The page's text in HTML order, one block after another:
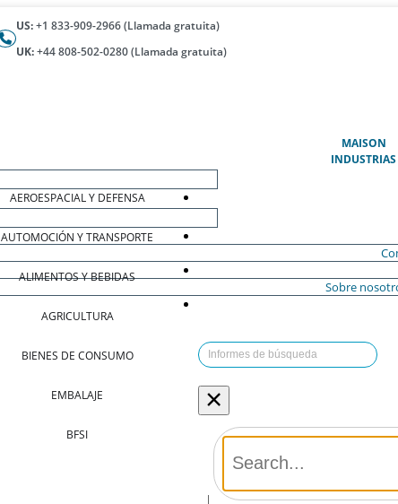
US:+1 833-909-2966 (Llamada gratuita)
UK:+44 808-502-0280 (Llamada gratuita)
MAISON
INDUSTRIAS
AEROESPACIAL Y DEFENSA
AUTOMOCIÓN Y TRANSPORTE
ALIMENTOS Y BEBIDAS
AGRICULTURA
BIENES DE CONSUMO
EMBALAJE
BFSI
Sobre
×